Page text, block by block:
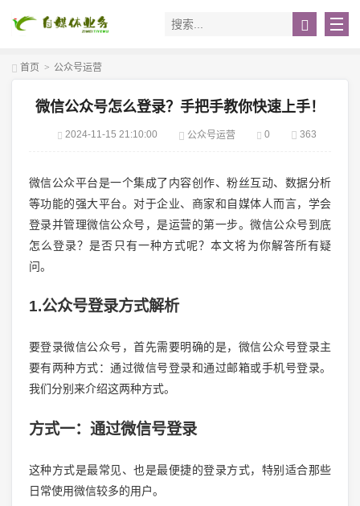
首页 > 公众号运营
微信公众号怎么登录？手把手教你快速上手！
2024-11-15 21:10:00 公众号运营 0 363
微信公众平台是一个集成了内容创作、粉丝互动、数据分析
等功能的强大平台。对于企业、商家和自媒体人而言，学会
登录并管理微信公众号，是运营的第一步。微信公众号到底
怎么登录？是否只有一种方式呢？本文将为你解答所有疑
问。
1.公众号登录方式解析
要登录微信公众号，首先需要明确的是，微信公众号登录主
要有两种方式：通过微信号登录和通过邮箱或手机号登录。
我们分别来介绍这两种方式。
方式一：通过微信号登录
这种方式是最常见、也是最便捷的登录方式，特别适合那些
日常使用微信较多的用户。